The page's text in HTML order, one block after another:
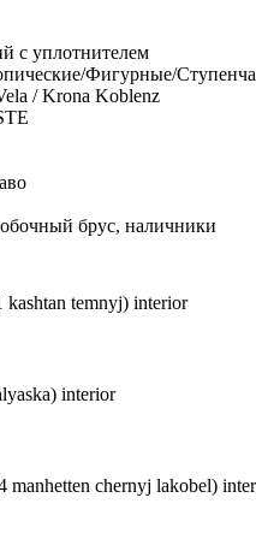
с уплотнителем
Фигурные/
/ Krona Koblenz
брус, наличники